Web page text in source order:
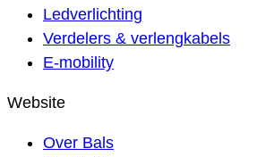
Ledverlichting
Verdelers & verlengkabels
E-mobility
Website
Over Bals